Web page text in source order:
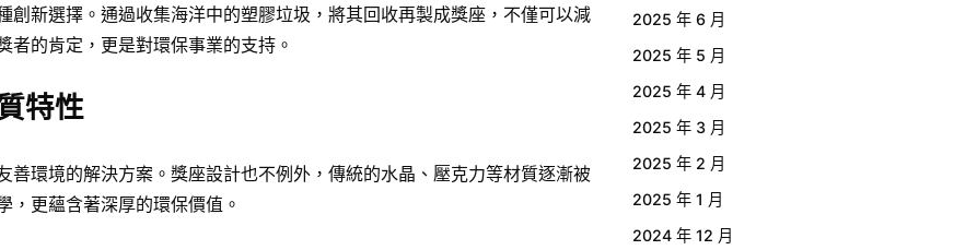
新選擇。通過收集海洋中的塑膠垃圾，將其回收再製成獎座，不僅可以減
的肯定，更是對環保事業的支持。
特性
環境的解決方案。獎座設計也不例外，傳統的水晶、壓克力等材質逐漸被
，更蘊含著深厚的環保價值。
2025 年 6 月
2025 年 5 月
2025 年 4 月
2025 年 3 月
2025 年 2 月
2025 年 1 月
2024 年 12 月